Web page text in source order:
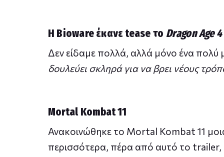
Η Bioware έκανε tease το Dragon Age 4
Δεν είδαμε πολλά, αλλά μόνο ένα πολύ
δουλεύει σκληρά για να βρει νέους
Mortal Kombat 11
Ανακοινώθηκε το Mortal Kombat 11
περισσότερα, πέρα από αυτό το trailer,